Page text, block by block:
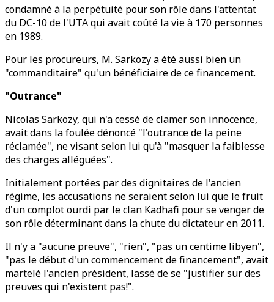
condamné à la perpétuité pour son rôle dans l'attentat
du DC-10 de l'UTA qui avait coûté la vie à 170 personnes
en 1989.
Pour les procureurs, M. Sarkozy a été aussi bien un
"commanditaire" qu'un bénéficiaire de ce financement.
"Outrance"
Nicolas Sarkozy, qui n'a cessé de clamer son innocence,
avait dans la foulée dénoncé "l'outrance de la peine
réclamée", ne visant selon lui qu'à "masquer la faiblesse
des charges alléguées".
Initialement portées par des dignitaires de l'ancien
régime, les accusations ne seraient selon lui que le fruit
d'un complot ourdi par le clan Kadhafi pour se venger de
son rôle déterminant dans la chute du dictateur en 2011.
Il n'y a "aucune preuve", "rien", "pas un centime libyen",
"pas le début d'un commencement de financement", avait
martelé l'ancien président, lassé de se "justifier sur des
preuves qui n'existent pas!".